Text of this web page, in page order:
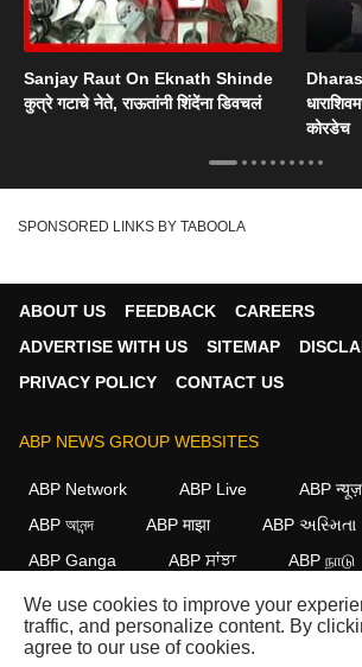
Sanjay Raut On Eknath Shinde
कुत्रे गटाचे नेते, राऊतांनी शिंदेंना डिवचलं
कोरडेच
SPONSORED LINKS BY TABOOLA
ABOUT US FEEDBACK
CAREERS
ADVERTISE WITH US
SITEMAP
PRIVACY POLICY
CONTACT US
ABP NEWS GROUP WEBSITES
ABP Network ABP Live
ABP न्यूज़
ABP আনন্দ
ABP माझा
ABP અસ્મિતા
ABP Ganga
ABP ਸਾਂਝਾ ABP நாடு
FOLLOW US
We use cookies to improve your
traffic, and personalize content. By
agree to our use of cookies.